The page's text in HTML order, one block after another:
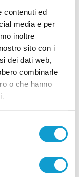
contenuti ed
media e per
inoltre
sito con i
dei dati web,
combinarle
o che hanno